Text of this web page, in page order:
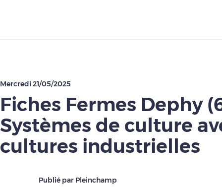
Mercredi 21/05/2025
Fiches Fermes Dephy
Systèmes de culture
cultures industrielles
Publié par Pleinchamp